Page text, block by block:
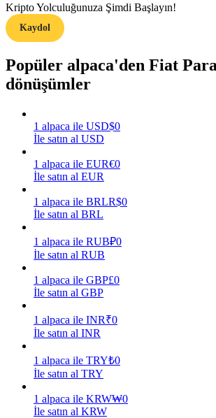
Nasıl kârlı kalabileceğinizi öğrenin
Kazan
Power Piggy
Kripto Yolculuğunuza Şimdi Başlayın!
Kaydol
Popüler alpaca'den Fiat
dönüşümler
1 alpaca ile USD$0
İle satın al USD
1 alpaca ile EUR€0
İle satın al EUR
1 alpaca ile BRLR$0
İle satın al BRL
1 alpaca ile RUB₽0
İle satın al RUB
1 alpaca ile GBP£0
İle satın al GBP
1 alpaca ile INR₹0
İle satın al INR
1 alpaca ile TRY₺0
İle satın al TRY
1 alpaca ile KRW₩0
İle satın al KRW